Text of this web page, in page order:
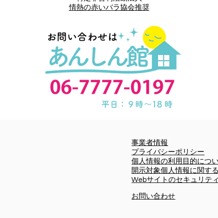
情熱の赤いバラ協会推奨
事業者情報
プライバシーポリシー
個人情報の利用目的につ
開示対象個人情報に関す
Webサイトのセキュリテ
お問い合わせ